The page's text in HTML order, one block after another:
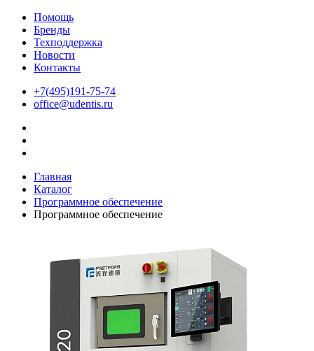
Помощь
Бренды
Техподдержка
Новости
Контакты
+7(495)191-75-74
office@udentis.ru
Главная
Каталог
Программное обеспечение
Программное обеспечение